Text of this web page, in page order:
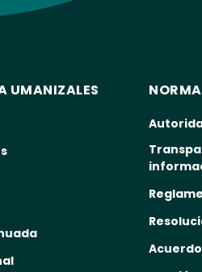
UMANIZALES